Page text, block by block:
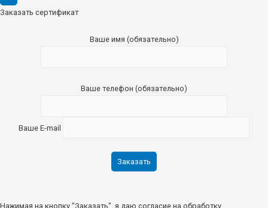
Заказать сертификат
Ваше имя (обязательно)
Ваше телефон (обязательно)
Ваше E-mail
Нажимая на кнопку "Заказать", я даю согласие на обработку